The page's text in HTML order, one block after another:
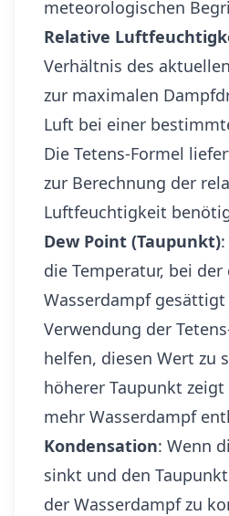
meteorologischen
Relative
Verhältnis des
zur maximalen
Luft bei einer
Die Tetens-Formel
zur Berechnung der
Luftfeuchtigkeit
Dew Point (Taupunkt)
die Temperatur, bei
Wasserdampf
Verwendung der
helfen, diesen Wert zu
höherer Taupunkt
mehr Wasserdampf
Kondensation: Wenn
sinkt und den
der Wasserdampf zu